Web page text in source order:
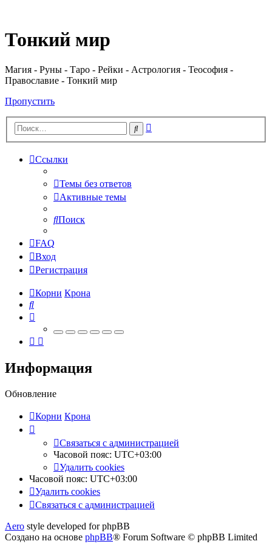
Тонкий мир
Магия - Руны - Таро - Рейки - Астрология - Теософия -
Православие - Тонкий мир
Пропустить
Поиск
Ссылки
Темы без ответов
Активные темы
Поиск
FAQ
Вход
Регистрация
Корни Крона
Поиск
Информация
Обновление
Корни Крона
Связаться
с
администрацией
Связаться с администрацией
Часовой пояс: UTC+03:00
Удалить cookies
Часовой пояс: UTC+03:00
Удалить cookies
Связаться
администрацией
Связаться с администрацией
Aero style developed for phpBB
Создано на основе phpBB® Forum Software © phpBB Limited